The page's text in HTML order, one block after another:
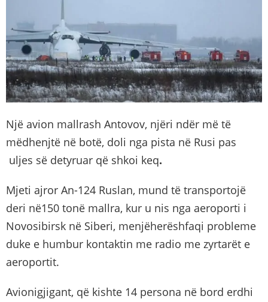
Një avion mallrash Antovov, njëri ndër më të
mëdhenjtë në botë, doli nga pista në Rusi pas
uljes së detyruar që shkoi keq.
Mjeti ajror An-124 Ruslan, mund të transportojë
deri në150 tonë mallra, kur u nis nga aeroporti i
Novosibirsk në Siberi, menjëherëshfaqi probleme
duke e humbur kontaktin me radio me zyrtarët e
aeroportit.
Avionigjigant, që kishte 14 persona në bord erdhi